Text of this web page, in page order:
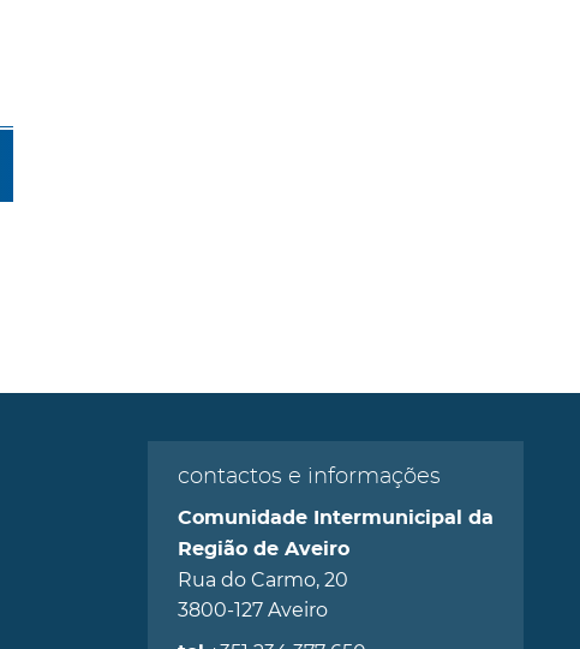
contactos e informações
Comunidade Intermunicipal da
Região de Aveiro
Rua do Carmo, 20
3800-127 Aveiro